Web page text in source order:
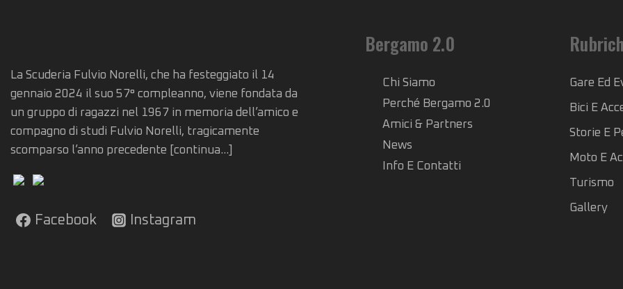
La Scuderia Fulvio Norelli, che ha festeggiato il 14
gennaio 2024 il suo 57° compleanno, viene fondata da
un gruppo di ragazzi nel 1967 in memoria dell’amico e
compagno di studi Fulvio Norelli, tragicamente
scomparso l’anno precedente
[continua...]
Facebook Instagram
Bergamo 2.0
Chi Siamo
Perché Bergamo 2.0
Amici & Partners
News
Info E Contatti
Gare Ed
Bici E
Storie E
Moto E
Turismo
Gallery